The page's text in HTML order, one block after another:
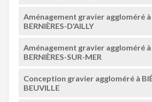
Aménagement gravier aggloméré à
BERNIÈRES-D'AILLY
Aménagement gravier aggloméré à
BERNIÈRES-SUR-MER
Conception gravier aggloméré à
BEUVILLE